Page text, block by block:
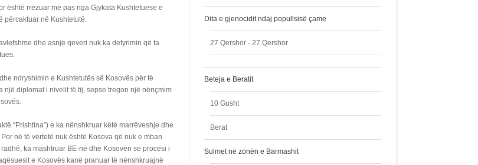
është rrëzuar më pas nga Gjykata Kushtetuese e
përcaktuar në Kushtetutë.
dhe asnjë qeveri nuk ka detyrimin që ta
ndryshimin e Kushtetutës së Kosovës për të
diplomat i nivelit të tij, sepse tregon një nënçmim
“Prishtina”) e ka nënshkruar këtë marrëveshje dhe
në të vërtetë nuk është Kosova që nuk e mban
ka mashtruar BE-në dhe Kosovën se procesi i
e Kosovës kanë pranuar të nënshkruajnë
Dita e gjenocidit ndaj popullsisë çame
27 Qershor - 27 Qershor
Beteja e Beratit
10 Gusht
Berat
Sulmet në zonën e Barmashit